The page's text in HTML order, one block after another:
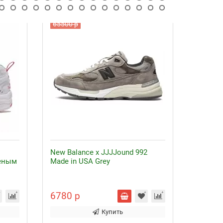
65500 р
New Balance x JJJJound 992
Made in USA Grey
6780 р
Купить